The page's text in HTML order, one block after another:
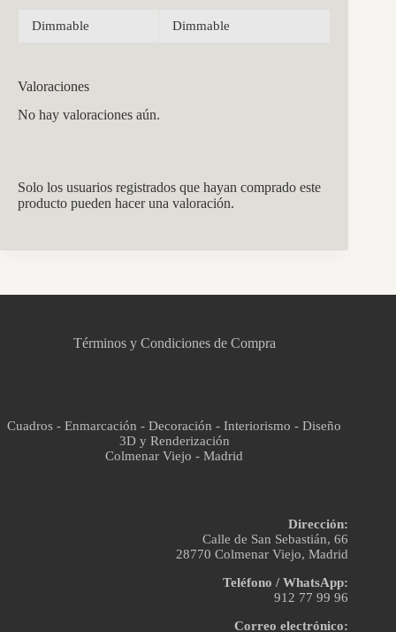
Dimmable Dimmable
Valoraciones
No hay valoraciones aún.
Solo los usuarios registrados que hayan comprado este
producto pueden hacer una valoración.
Términos y Condiciones de Compra
Cuadros - Enmarcación - Decoración - Interiorismo - Diseño
3D y Renderización
Colmenar Viejo - Madrid
Dirección:
Calle de San Sebastián, 66
28770 Colmenar Viejo, Madrid
Teléfono / WhatsApp:
912 77 99 96
Correo electrónico:
Asistente virtual · En línea